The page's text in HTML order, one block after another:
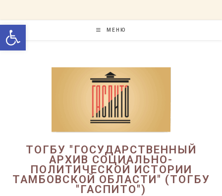
Открыть панель
содержимому
МЕНЮ
ТОГБУ "ГОСУДАРСТВЕННЫЙ
АРХИВ СОЦИАЛЬНО-
ПОЛИТИЧЕСКОЙ ИСТОРИИ
ТАМБОВСКОЙ ОБЛАСТИ" (ТОГБУ
"ГАСПИТО")